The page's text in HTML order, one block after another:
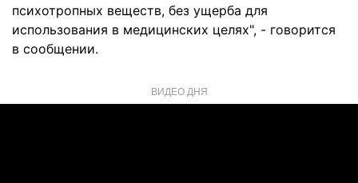
психотропных веществ, без ущерба для
использования в медицинских целях", - говорится
в сообщении.
ВИДЕО ДНЯ